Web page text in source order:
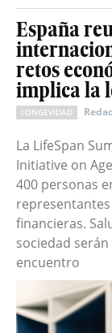
España
retos
implica la
LONGEVIDAD
La LifeSpan
Initiative on
400 personas
financieras.
sociedad
encuentro